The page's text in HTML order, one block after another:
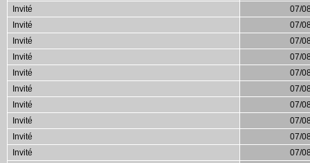
Invité
07/
Invité
07/
Invité
07/
Invité
07/
Invité
07/
Invité
07/
Invité
07/
Invité
07/
Invité
07/
Invité
07/